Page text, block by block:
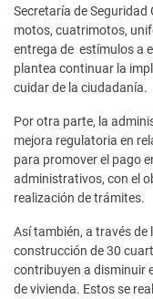
Secretaría de
motos, cuatrimotos,
entrega de estímulos a
plantea continuar la
cuidar de la ciudadanía.
Por otra parte, la
mejora regulatoria en
para promover el pago
administrativos, con el
realización de trámites.
Así también, a través de
construcción de 30
contribuyen a disminuir
de vivienda. Estos se